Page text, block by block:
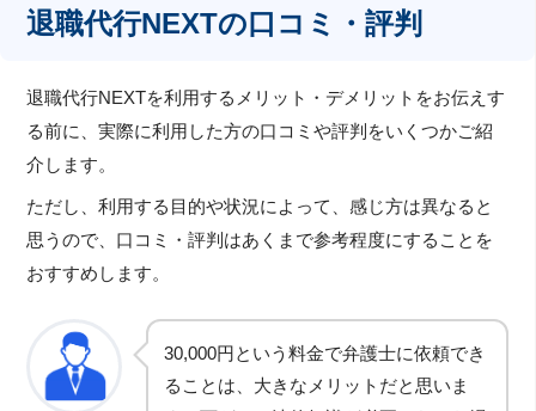
退職代行NEXTの口コミ・評判
退職代行NEXTを利用するメリット・デメリットをお伝えす
る前に、実際に利用した方の口コミや評判をいくつかご紹
介します。
ただし、利用する目的や状況によって、感じ方は異なると
思うので、口コミ・評判はあくまで参考程度にすることを
おすすめします。
30,000円という料金で弁護士に依頼でき
ることは、大きなメリットだと思いま